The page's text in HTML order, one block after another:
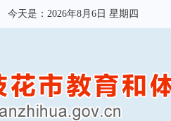
今天是： 2026年8月6日 星期四